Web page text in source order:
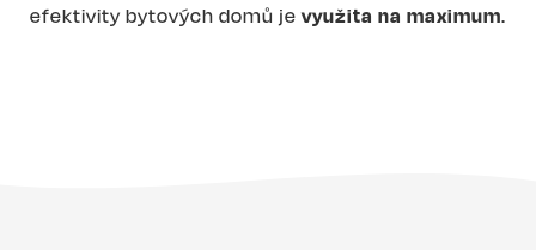
efektivity bytových domů jevyužita na maximum.